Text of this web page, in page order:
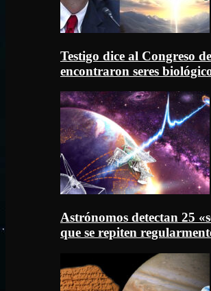
Testigo dice al Congreso
encontraron seres
Astrónomos detectan 25
que se repiten